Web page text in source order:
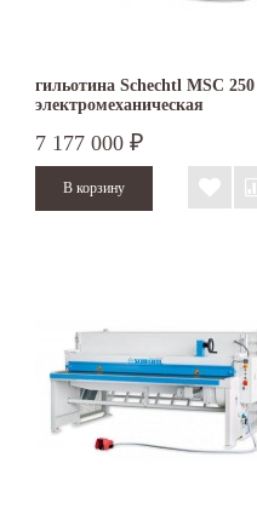
гильотина Schechtl MSC 250
электромеханическая
7 177 000 ₽